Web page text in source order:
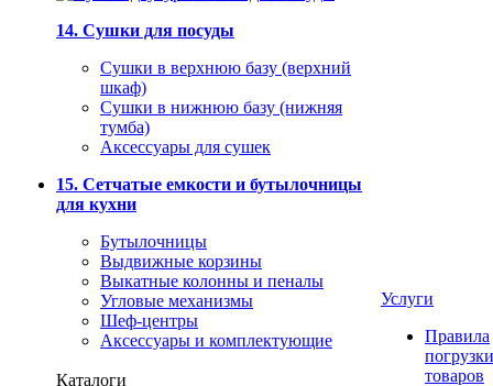
14. Сушки для посуды
Сушки в верхнюю базу (верхний
шкаф)
Сушки в нижнюю базу (нижняя
тумба)
Аксессуары для сушек
15. Сетчатые емкости и бутылочницы
для кухни
Бутылочницы
Выдвижные корзины
Выкатные колонны и пеналы
Угловые механизмы
Шеф-центры
Аксессуары и комплектующие
Каталоги
Услуги
Правила
погрузки
товаров